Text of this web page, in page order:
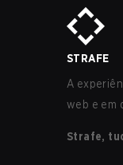
STRAFE
A
web e em
Strafe,